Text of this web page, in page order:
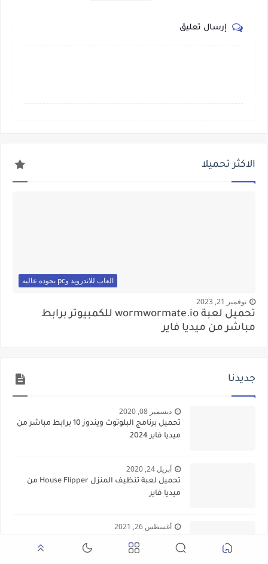
إرسال تعليق
الاكثر تحميلا
العاب للاندرويد وpc بجوده عاليه
نوفمبر 21, 2023
تحميل لعبة wormwormate.io للكمبيوتر برابط
مباشر من ميديا فاير
جديدنا
ديسمبر 08, 2020
تحميل برنامج البلوتوث ويندوز 10 برابط مباشر من
ميديا فاير 2024
أبريل 24, 2020
تحميل لعبة تنظيف المنزل House Flipper من
ميديا فاير
أغسطس 26, 2021
ميديا فاير